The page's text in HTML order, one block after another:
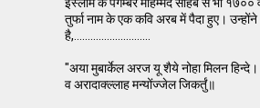
तुर्फा नाम के एक कवि अरब में पैदा हुए।
है,............................
"अया मुबार्केल अरज यू शैये नोहा मिलन हिन्दे।
व अरादाक्ल्लाह मन्योंज्जेल जिकर्तुं॥